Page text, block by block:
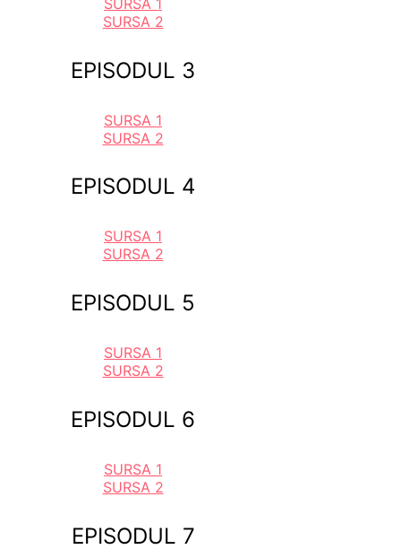
SURSA 2
EPISODUL 3
SURSA 1
SURSA 2
EPISODUL 4
SURSA 1
SURSA 2
EPISODUL 5
SURSA 1
SURSA 2
EPISODUL 6
SURSA 1
SURSA 2
EPISODUL 7